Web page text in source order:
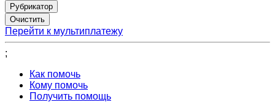
Рубрикатор
Перейти к мультиплатежу
;
Как помочь
Кому помочь
Получить помощь